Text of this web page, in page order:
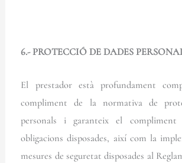
6.- PROTECCIÓ DE DADES
El prestador està profundament
compliment de la normativa de
personals i garanteix el
obligacions disposades, així com la
mesures de seguretat disposades al